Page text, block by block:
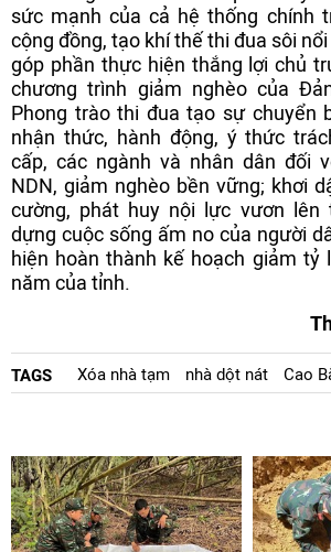
sức mạnh của cả hệ thống chính
cộng đồng, tạo khí thế thi đua sôi
góp phần thực hiện thắng lợi chủ
chương trình giảm nghèo của
Phong trào thi đua tạo sự chuyển
nhận thức, hành động, ý thức
cấp, các ngành và nhân dân đối
NDN, giảm nghèo bền vững; khơi
cường, phát huy nội lực vươn lên
dựng cuộc sống ấm no của người
hiện hoàn thành kế hoạch giảm tỷ
năm của tỉnh.
TAGS Xóa nhà tạm nhà dột nát Cao